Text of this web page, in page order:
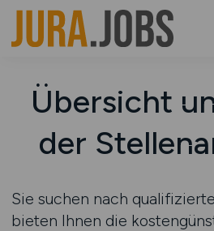
Übersicht
der
Sie suchen nach
bieten Ihnen die